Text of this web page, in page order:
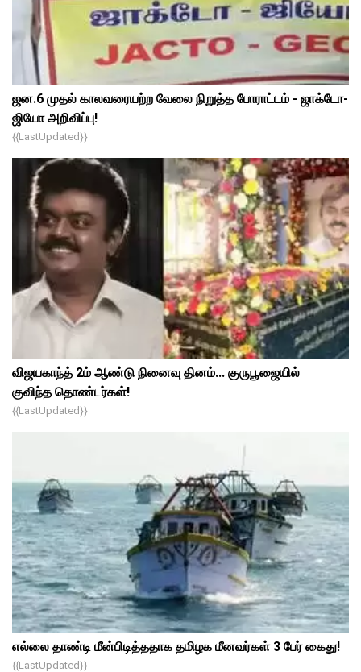
ஜன.6 முதல் காலவரையற்ற வேலை நிறுத்த போராட்டம் - ஜாக்டோ-
ஜியோ அறிவிப்பு!
{{lastUpdated}}
விஜயகாந்த் 2ம் ஆண்டு நினைவு தினம்... குருபூஜையில்
குவிந்த தொண்டர்கள்!
{{lastUpdated}}
எல்லை தாண்டி மீன்பிடித்ததாக தமிழக மீனவர்கள் 3 பேர் கைது!
{{lastUpdated}}